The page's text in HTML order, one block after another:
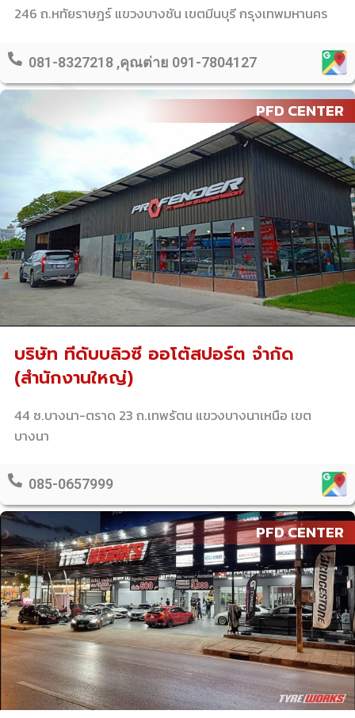
246 ถ.หทัยราษฎร์ แขวงบางชัน เขตมีนบุรี กรุงเทพมหานคร
081-8327218 ,คุณต่าย 091-7804127
PFD CENTER
บริษัท ทีดับบลิวซี ออโต้สปอร์ต จำกัด
(สำนักงานใหญ่)
44 ซ.บางนา-ตราด 23 ถ.เทพรัตน แขวงบางนาเหนือ เขต
บางนา
085-0657999
PFD CENTER